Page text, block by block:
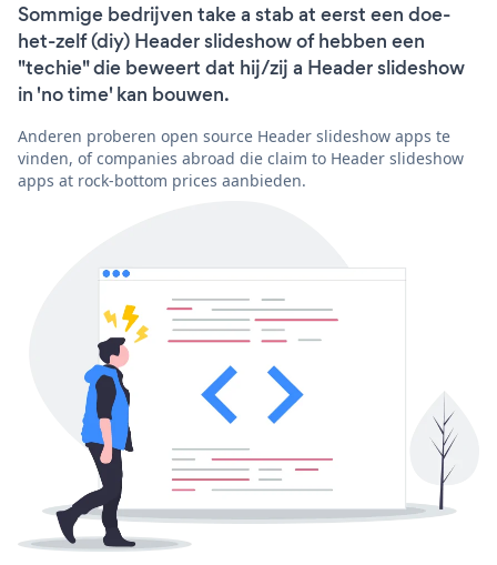
Sommige bedrijven take a stab at eerst een doe-
het-zelf (diy) Header slideshow of hebben een
"techie" die beweert dat hij/zij a Header slideshow
in 'no time' kan bouwen.
Anderen proberen open source Header slideshow apps te
vinden, of companies abroad die claim to Header slideshow
apps at rock-bottom prices aanbieden.